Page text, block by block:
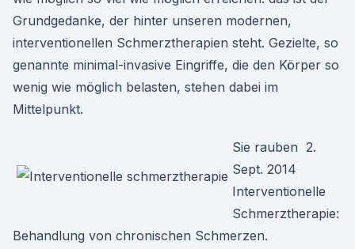
Grundgedanke, der hinter unseren modernen,
interventionellen Schmerztherapien steht. Gezielte, so
genannte minimal-invasive Eingriffe, die den Körper so
wenig wie möglich belasten, stehen dabei im
Mittelpunkt.
Sie rauben 2.
Sept. 2014
Interventionelle
Schmerztherapie:
Behandlung von chronischen Schmerzen.